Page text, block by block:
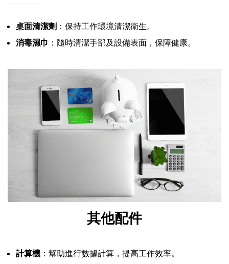
桌面清潔劑 ：保持工作環境清潔衛生。
消毒濕巾 ：隨時清潔手部及設備表面，保障健康。
其他配件
計算機 ：幫助進行數據計算，提高工作效率。